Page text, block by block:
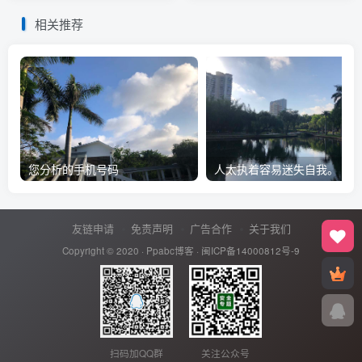
相关推荐
您分析的手机号码 人太执着容易迷失自我。
友链申请 免责声明 广告合作 关于我们
Copyright © 2020 · Ppabc博客 · 闽ICP备14000812号-9
扫码加QQ群 关注公众号